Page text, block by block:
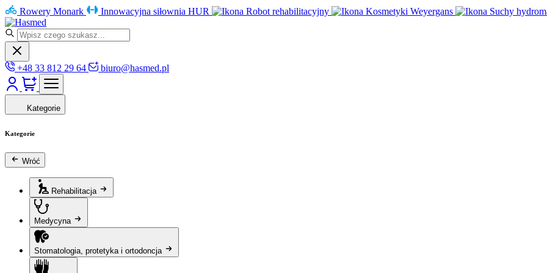
Rowery Monark Innowacyjna siłownia HUR Robot rehabilitacyjny Kosmetyki Weyergans Suchy
+48 33 812 29 64 biuro@hasmed.pl
Kategorie
Kategorie
Wróć
Rehabilitacja
Medycyna
Stomatologia, protetyka i ortodoncja